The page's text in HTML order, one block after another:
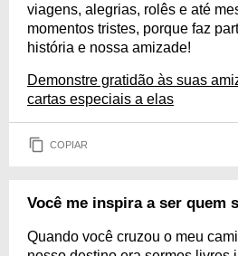
viagens, alegrias, rolês e até
momentos tristes, porque faz
história e nossa amizade!
Demonstre gratidão às suas
cartas especiais a elas
COPIAR
Você me inspira a ser quem
Quando você cruzou o meu